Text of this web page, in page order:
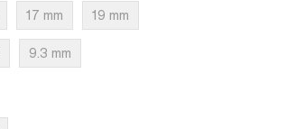
17 mm 19 mm
9.3 mm